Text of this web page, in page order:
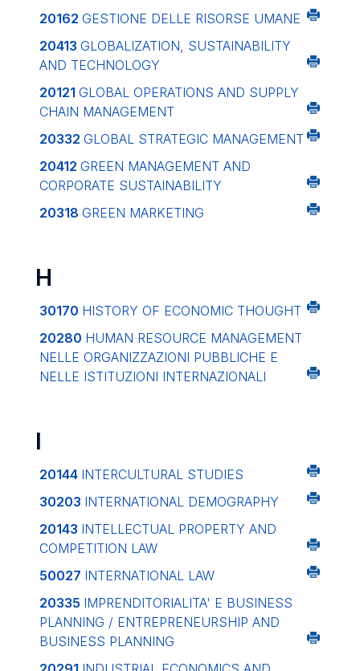
20162 GESTIONE DELLE RISORSE UMANE
20413 GLOBALIZATION, SUSTAINABILITY
AND TECHNOLOGY
20121 GLOBAL OPERATIONS AND SUPPLY
CHAIN MANAGEMENT
20332 GLOBAL STRATEGIC MANAGEMENT
20412 GREEN MANAGEMENT AND
CORPORATE SUSTAINABILITY
20318 GREEN MARKETING
H
30170 HISTORY OF ECONOMIC THOUGHT
20280 HUMAN RESOURCE MANAGEMENT
NELLE ORGANIZZAZIONI PUBBLICHE E
NELLE ISTITUZIONI INTERNAZIONALI
I
20144 INTERCULTURAL STUDIES
30203 INTERNATIONAL DEMOGRAPHY
20143 INTELLECTUAL PROPERTY AND
COMPETITION LAW
50027 INTERNATIONAL LAW
20335 IMPRENDITORIALITA' E BUSINESS
PLANNING / ENTREPRENEURSHIP AND
BUSINESS PLANNING